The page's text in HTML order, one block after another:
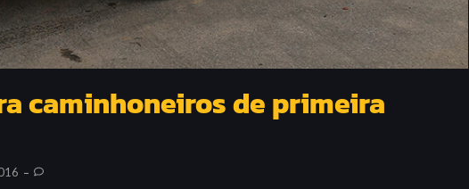
caminhoneiros de primeira